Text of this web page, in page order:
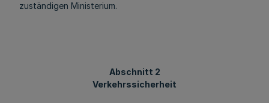
zuständigen Ministerium.
Abschnitt 2
Verkehrssicherheit